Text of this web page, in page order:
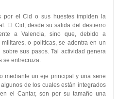
por el Cid o sus huestes impiden la
El Cid, desde su salida del destierro
a Valencia, sino que, debido a
o políticas, se adentra en un
sus pasos. Tal actividad genera
se entrecruza.
mediante un eje principal y una serie
de los cuales están integrados
el Cantar, son por su tamaño una